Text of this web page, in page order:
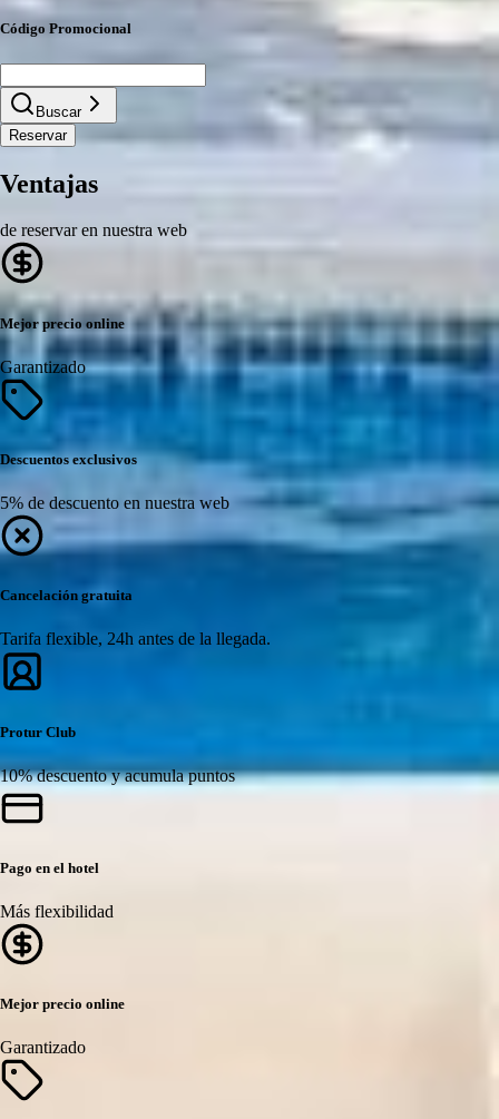
Código Promocional
Buscar
Reservar
Ventajas
de reservar en nuestra web
Mejor precio online
Garantizado
Descuentos exclusivos
5% de descuento en nuestra web
Cancelación gratuita
Tarifa flexible, 24h antes de la llegada.
Protur Club
10% descuento y acumula puntos
Pago en el hotel
Más flexibilidad
Mejor precio online
Garantizado